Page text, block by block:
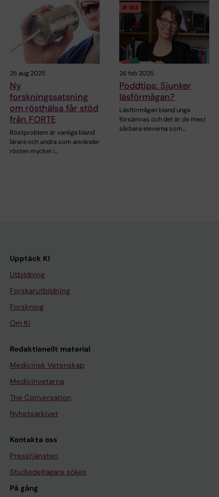
25 aug 2025
Ny
forskningssatsning
om rösthälsa får stöd
från FORTE
Röstproblem är vanliga bland
lärare och andra som använder
rösten mycket i…
26 feb 2025
Poddtips: Sjunker
läsförmågan?
Läsförmågan bland unga
försämras och det är de mest
sårbara eleverna som…
Upptäck KI
Utbildning
Forskarutbildning
Forskning
Om KI
Redaktionellt material
Medicinsk Vetenskap
Medicinvetarna
The Conversation
Nyhetsarkivet
Kontakta oss
Presstjänsten
Studiedeltagare sökes
På gång